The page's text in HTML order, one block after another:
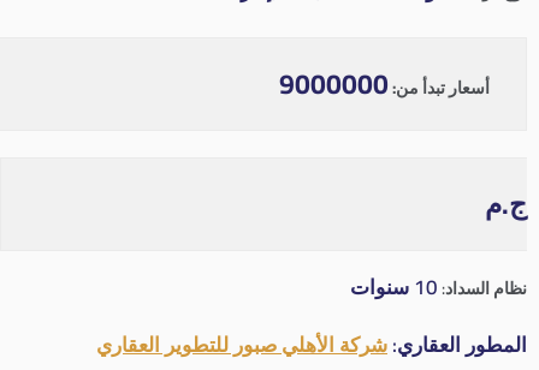
أسعار تبدأ من:9000000
ج.م
نظام السداد:10 سنوات
المطور العقاري:شركة الأهلي صبور للتطوير العقاري